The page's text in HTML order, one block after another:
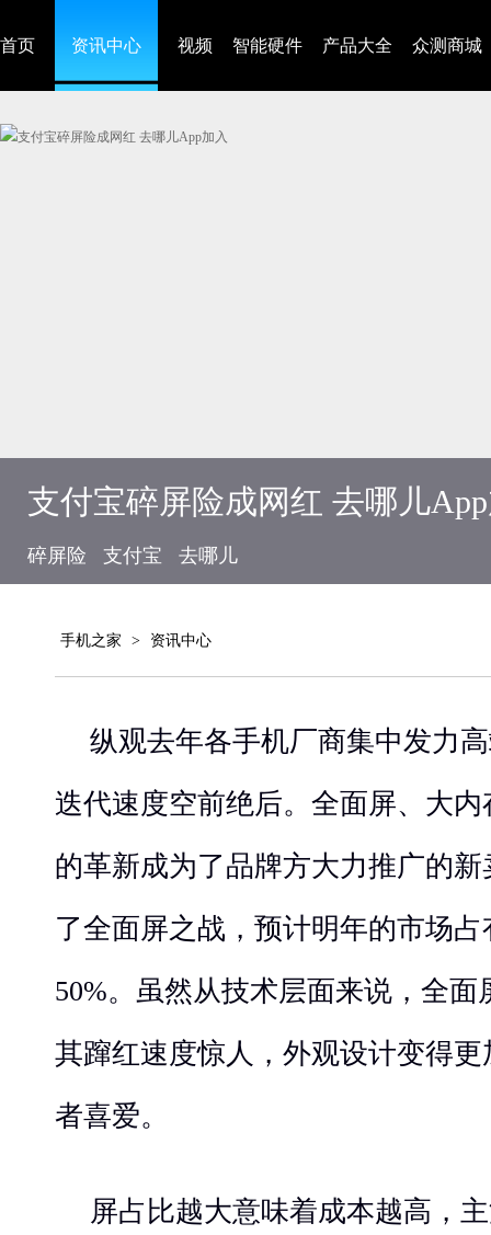
首页 资讯中心 视频 智能硬件 产品大全 众测商城
支付宝碎屏险成网红 去哪儿
碎屏险 支付宝 去哪儿
手机之家 > 资讯中心
纵观去年各手机厂商集中发力
迭代速度空前绝后。全面屏、大
的革新成为了品牌方大力推广的
了全面屏之战，预计明年的市场
50%。虽然从技术层面来说，全
其蹿红速度惊人，外观设计变得
者喜爱。
屏占比越大意味着成本越高，